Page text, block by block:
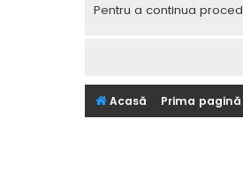
Pentru a continua
Acasă Prima pagină